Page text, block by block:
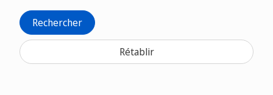
Rechercher
Rétablir